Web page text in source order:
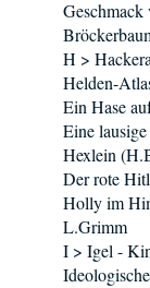
H >
Helden-
Ein Hase
Eine
Hexlein
Der rote
Holly im
L.Grimm
I > Igel -